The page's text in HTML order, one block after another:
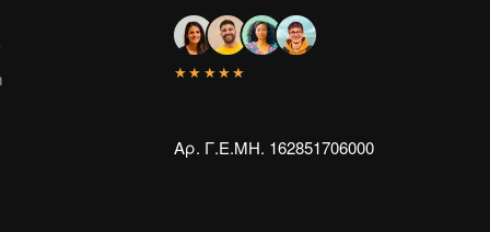
★★★★★
Αρ. Γ.Ε.ΜΗ. 162851706000